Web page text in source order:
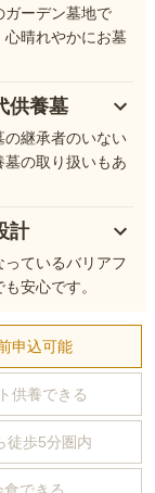
ガーデン墓地で
心晴れやかにお墓
供養墓
の継承者のいない
の取り扱いもあ
計
ているバリアフ
安心です。
申込可能
供養できる
徒歩5分圏内